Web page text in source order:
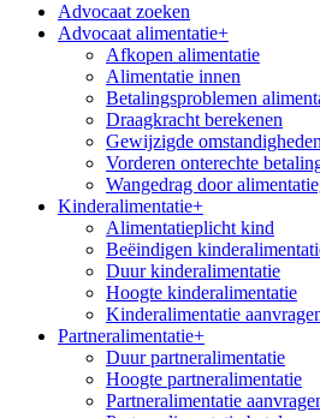
Advocaat zoeken
Advocaat alimentatie+
Afkopen alimentatie
Alimentatie innen
Betalingsproblemen
Draagkracht berekenen
Gewijzigde
Vorderen onterechte
Wangedrag door
Kinderalimentatie+
Alimentatieplicht kind
Beëindigen
Duur kinderalimentatie
Hoogte kinderalimentatie
Kinderalimentatie
Partneralimentatie+
Duur partneralimentatie
Hoogte partneralimentatie
Partneralimentatie